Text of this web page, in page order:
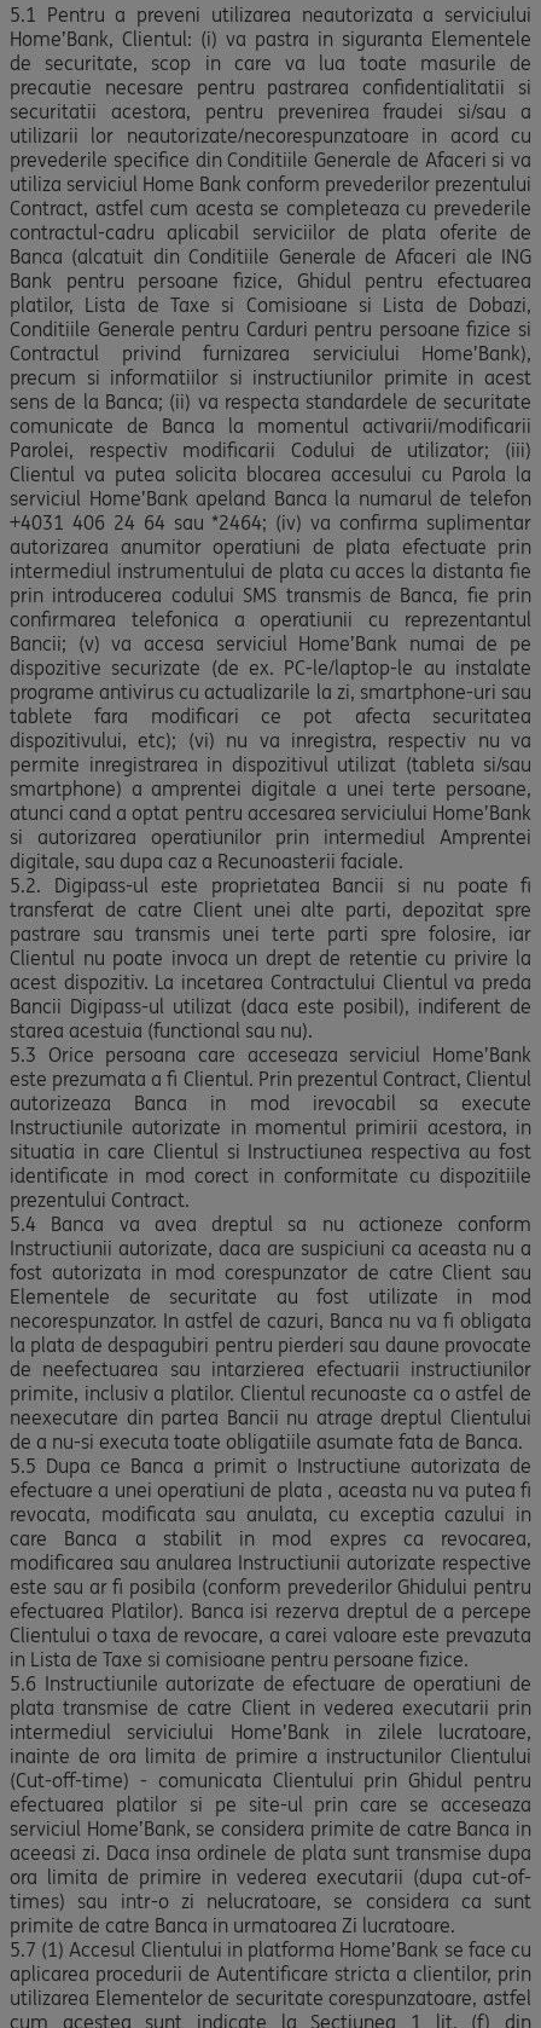
5.1 Pentru a preveni utilizarea neautorizata a serviciului
Home’Bank, Clientul: (i) va pastra in siguranta Elementele
de securitate, scop in care va lua toate masurile de
precautie necesare pentru pastrarea confidentialitatii si
securitatii acestora, pentru prevenirea fraudei si/sau a
utilizarii lor neautorizate/necorespunzatoare in acord cu
prevederile specifice din Conditiile Generale de Afaceri si va
utiliza serviciul Home Bank conform prevederilor prezentului
Contract, astfel cum acesta se completeaza cu prevederile
contractul-cadru aplicabil serviciilor de plata oferite de
Banca (alcatuit din Conditiile Generale de Afaceri ale ING
Bank pentru persoane fizice, Ghidul pentru efectuarea
platilor, Lista de Taxe si Comisioane si Lista de Dobazi,
Conditiile Generale pentru Carduri pentru persoane fizice si
Contractul privind furnizarea serviciului Home’Bank),
precum si informatiilor si instructiunilor primite in acest
sens de la Banca; (ii) va respecta standardele de securitate
comunicate de Banca la momentul activarii/modificarii
Parolei, respectiv modificarii Codului de utilizator; (iii)
Clientul va putea solicita blocarea accesului cu Parola la
serviciul Home’Bank apeland Banca la numarul de telefon
+4031 406 24 64 sau *2464; (iv) va confirma suplimentar
autorizarea anumitor operatiuni de plata efectuate prin
intermediul instrumentului de plata cu acces la distanta fie
prin introducerea codului SMS transmis de Banca, fie prin
confirmarea telefonica a operatiunii cu reprezentantul
Bancii; (v) va accesa serviciul Home’Bank numai de pe
dispozitive securizate (de ex. PC-le/laptop-le au instalate
programe antivirus cu actualizarile la zi, smartphone-uri sau
tablete fara modificari ce pot afecta securitatea
dispozitivului, etc); (vi) nu va inregistra, respectiv nu va
permite inregistrarea in dispozitivul utilizat (tableta si/sau
smartphone) a amprentei digitale a unei terte persoane,
atunci cand a optat pentru accesarea serviciului Home’Bank
si autorizarea operatiunilor prin intermediul Amprentei
digitale, sau dupa caz a Recunoasterii faciale.
5.2. Digipass-ul este proprietatea Bancii si nu poate fi
transferat de catre Client unei alte parti, depozitat spre
pastrare sau transmis unei terte parti spre folosire, iar
Clientul nu poate invoca un drept de retentie cu privire la
acest dispozitiv. La incetarea Contractului Clientul va preda
Bancii Digipass-ul utilizat (daca este posibil), indiferent de
starea acestuia (functional sau nu).
5.3 Orice persoana care acceseaza serviciul Home’Bank
este prezumata a fi Clientul. Prin prezentul Contract, Clientul
autorizeaza Banca in mod irevocabil sa execute
Instructiunile autorizate in momentul primirii acestora, in
situatia in care Clientul si Instructiunea respectiva au fost
identificate in mod corect in conformitate cu dispozitiile
prezentului Contract.
5.4 Banca va avea dreptul sa nu actioneze conform
Instructiunii autorizate, daca are suspiciuni ca aceasta nu a
fost autorizata in mod corespunzator de catre Client sau
Elementele de securitate au fost utilizate in mod
necorespunzator. In astfel de cazuri, Banca nu va fi obligata
la plata de despagubiri pentru pierderi sau daune provocate
de neefectuarea sau intarzierea efectuarii instructiunilor
primite, inclusiv a platilor. Clientul recunoaste ca o astfel de
neexecutare din partea Bancii nu atrage dreptul Clientului
de a nu-si executa toate obligatiile asumate fata de Banca.
5.5 Dupa ce Banca a primit o Instructiune autorizata de
efectuare a unei operatiuni de plata , aceasta nu va putea fi
revocata, modificata sau anulata, cu exceptia cazului in
care Banca a stabilit in mod expres ca revocarea,
modificarea sau anularea Instructiunii autorizate respective
este sau ar fi posibila (conform prevederilor Ghidului pentru
efectuarea Platilor). Banca isi rezerva dreptul de a percepe
Clientului o taxa de revocare, a carei valoare este prevazuta
in Lista de Taxe si comisioane pentru persoane fizice.
5.6 Instructiunile autorizate de efectuare de operatiuni de
plata transmise de catre Client in vederea executarii prin
intermediul serviciului Home’Bank in zilele lucratoare,
inainte de ora limita de primire a instructunilor Clientului
(Cut-off-time) - comunicata Clientului prin Ghidul pentru
efectuarea platilor si pe site-ul prin care se acceseaza
serviciul Home’Bank, se considera primite de catre Banca in
aceeasi zi. Daca insa ordinele de plata sunt transmise dupa
ora limita de primire in vederea executarii (dupa cut-of-
times) sau intr-o zi nelucratoare, se considera ca sunt
primite de catre Banca in urmatoarea Zi lucratoare.
5.7 (1) Accesul Clientului in platforma Home’Bank se face cu
aplicarea procedurii de Autentificare stricta a clientilor, prin
utilizarea Elementelor de securitate corespunzatoare, astfel
cum acestea sunt indicate la Sectiunea 1 lit. (f) din